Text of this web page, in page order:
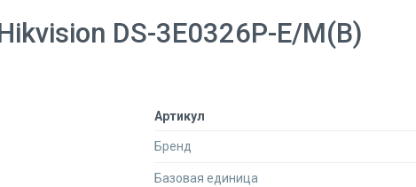
DS-3E0326P-E/M(B)
Артикул
Бренд
Базовая единица